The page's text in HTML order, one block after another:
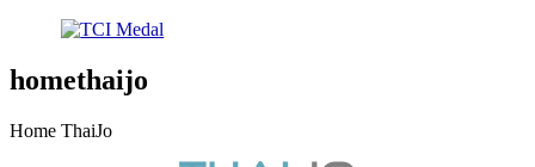
homethaijo
Home ThaiJo